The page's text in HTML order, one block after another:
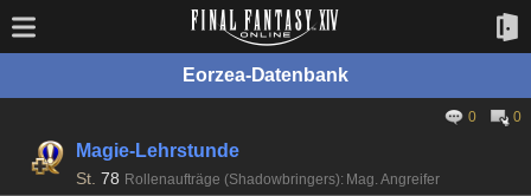
Eorzea-Datenbank
0 0
Magie-Lehrstunde
St. 78 Rollenaufträge (Shadowbringers): Mag. Angreifer